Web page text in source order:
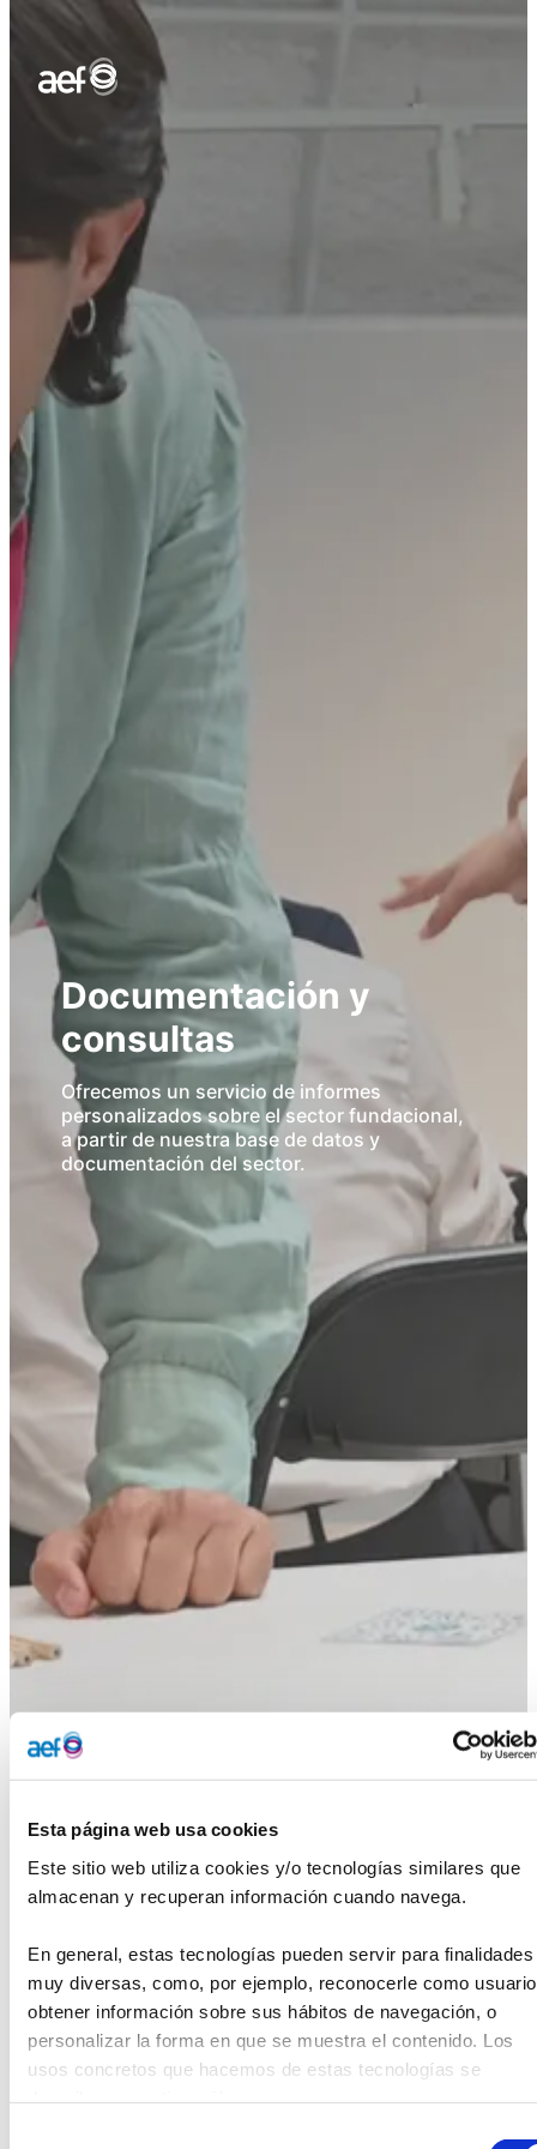
Esta página web usa cookies
Este sitio web utiliza cookies y/o tecnologías similares que
almacenan y recuperan información cuando navega.
En general, estas tecnologías pueden servir para finalidades
muy diversas, como, por ejemplo, reconocerle como
obtener información sobre sus hábitos de navegación, o
personalizar la forma en que se muestra el contenido. Los
usos concretos que hacemos de estas tecnologías se
Documentación y
consultas
Ofrecemos un servicio de informes
personalizados sobre el sector fundacional,
a partir de nuestra base de datos y
documentación del sector.